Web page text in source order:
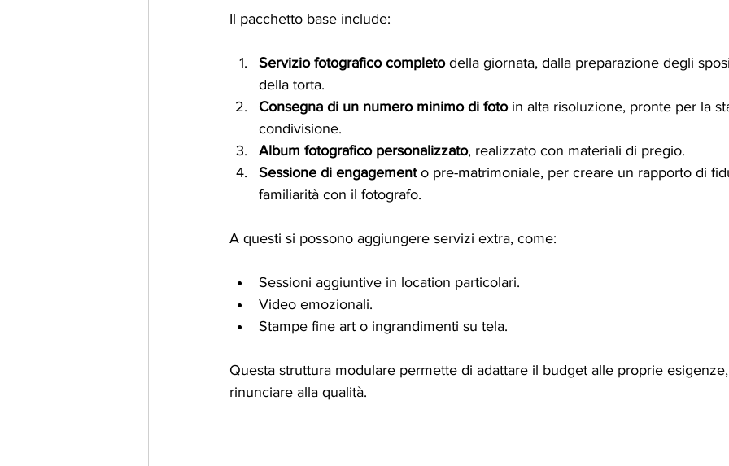
Il pacchetto base include:
Servizio fotografico completo della giornata, dalla preparazione degli
della torta.
Consegna di un numero minimo di foto in alta risoluzione, pronte per la
condivisione.
Album fotografico personalizzato, realizzato con materiali di pregio.
Sessione di engagement o pre-matrimoniale, per creare un rapporto di
familiarità con il fotografo.
A questi si possono aggiungere servizi extra, come:
Sessioni aggiuntive in location particolari.
Video emozionali.
Stampe fine art o ingrandimenti su tela.
Questa struttura modulare permette di adattare il budget alle proprie
rinunciare alla qualità.